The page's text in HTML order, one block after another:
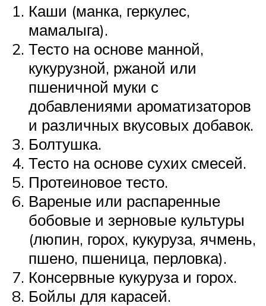
Каши (манка, геркулес,
мамалыга).
Тесто на основе манной,
кукурузной, ржаной или
пшеничной муки с
добавлениями ароматизаторов
и различных вкусовых добавок.
Болтушка.
Тесто на основе сухих смесей.
Протеиновое тесто.
Вареные или распаренные
бобовые и зерновые культуры
(люпин, горох, кукуруза, ячмень,
пшено, пшеница, перловка).
Консервные кукуруза и горох.
Бойлы для карасей.